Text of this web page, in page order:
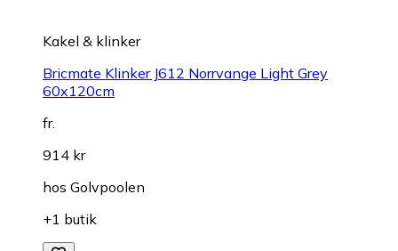
Kakel & klinker
Bricmate Klinker J612 Norrvange Light Grey
60x120cm
fr.
914 kr
hos Golvpoolen
+1 butik